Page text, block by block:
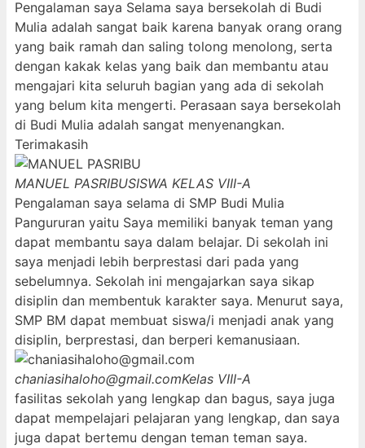
Pengalaman saya Selama saya bersekolah di Budi
Mulia adalah sangat baik karena banyak orang orang
yang baik ramah dan saling tolong menolong, serta
dengan kakak kelas yang baik dan membantu atau
mengajari kita seluruh bagian yang ada di sekolah
yang belum kita mengerti. Perasaan saya bersekolah
di Budi Mulia adalah sangat menyenangkan.
Terimakasih
MANUEL PASRIBUSISWA KELAS VIII-A
Pengalaman saya selama di SMP Budi Mulia
Pangururan yaitu Saya memiliki banyak teman yang
dapat membantu saya dalam belajar. Di sekolah ini
saya menjadi lebih berprestasi dari pada yang
sebelumnya. Sekolah ini mengajarkan saya sikap
disiplin dan membentuk karakter saya. Menurut saya,
SMP BM dapat membuat siswa/i menjadi anak yang
disiplin, berprestasi, dan berperi kemanusiaan.
chaniasihaloho@gmail.comKelas VIII-A
fasilitas sekolah yang lengkap dan bagus, saya juga
dapat mempelajari pelajaran yang lengkap, dan saya
juga dapat bertemu dengan teman teman saya.